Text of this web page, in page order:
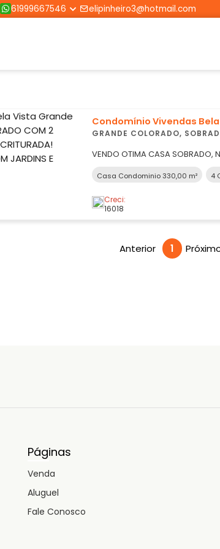
61999667546 elipinheiro3@hotmail.com
Condomínio Vivendas
GRANDE COLORADO, SOBRADINHO SOBRADO COM
VENDO OTIMA CASA SOBRADO,
COMPOSTO POR 02 CASAS. VENHA CONHECER ESTE IMÓVEL E SE
Casa Condominio 330,00 m² 4
Creci:
16018
Anterior 1
Páginas
Venda
Aluguel
Fale Conosco